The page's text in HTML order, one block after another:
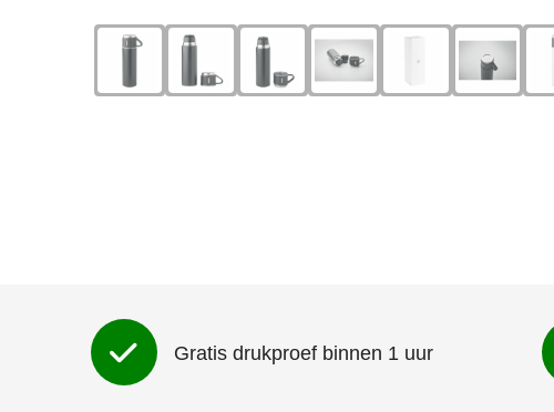
Gratis drukproef binnen 1 uur